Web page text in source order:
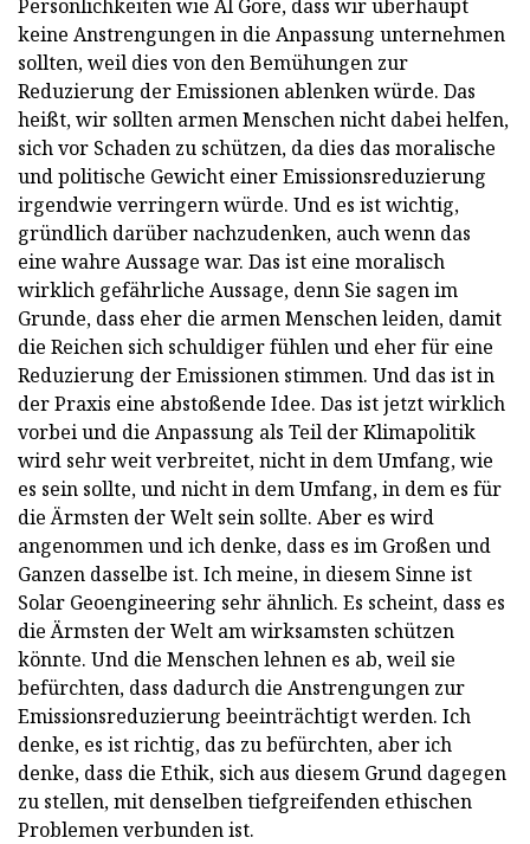
Persönlichkeiten wie Al Gore, dass wir überhaupt
keine Anstrengungen in die Anpassung unternehmen
sollten, weil dies von den Bemühungen zur
Reduzierung der Emissionen ablenken würde. Das
heißt, wir sollten armen Menschen nicht dabei helfen,
sich vor Schaden zu schützen, da dies das moralische
und politische Gewicht einer Emissionsreduzierung
irgendwie verringern würde. Und es ist wichtig,
gründlich darüber nachzudenken, auch wenn das
eine wahre Aussage war. Das ist eine moralisch
wirklich gefährliche Aussage, denn Sie sagen im
Grunde, dass eher die armen Menschen leiden, damit
die Reichen sich schuldiger fühlen und eher für eine
Reduzierung der Emissionen stimmen. Und das ist in
der Praxis eine abstoßende Idee. Das ist jetzt wirklich
vorbei und die Anpassung als Teil der Klimapolitik
wird sehr weit verbreitet, nicht in dem Umfang, wie
es sein sollte, und nicht in dem Umfang, in dem es für
die Ärmsten der Welt sein sollte. Aber es wird
angenommen und ich denke, dass es im Großen und
Ganzen dasselbe ist. Ich meine, in diesem Sinne ist
Solar Geoengineering sehr ähnlich. Es scheint, dass es
die Ärmsten der Welt am wirksamsten schützen
könnte. Und die Menschen lehnen es ab, weil sie
befürchten, dass dadurch die Anstrengungen zur
Emissionsreduzierung beeinträchtigt werden. Ich
denke, es ist richtig, das zu befürchten, aber ich
denke, dass die Ethik, sich aus diesem Grund dagegen
zu stellen, mit denselben tiefgreifenden ethischen
Problemen verbunden ist.